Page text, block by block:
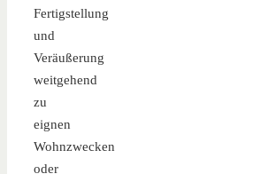
Fertigstellung
und
Veräußerung
weitgehend
zu
eignen
Wohnzwecken
oder